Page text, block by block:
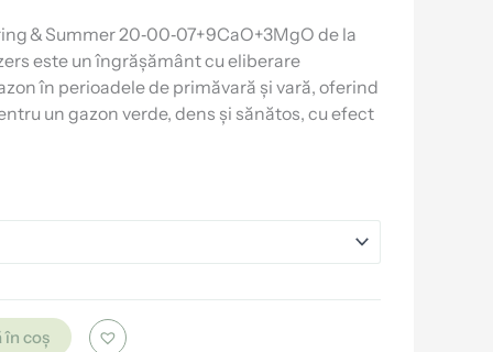
& Summer 20‑00‑07+9CaO+3MgO de la
este un îngrășământ cu eliberare
în perioadele de primăvară și vară, oferind
un gazon verde, dens și sănătos, cu efect
în coș